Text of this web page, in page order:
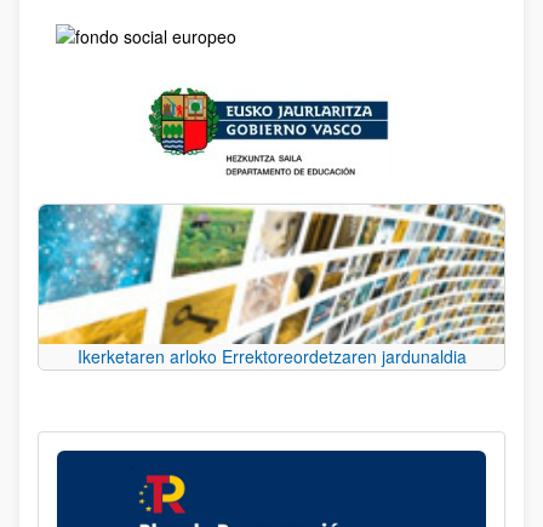
Ikerketaren arloko Errektoreordetzaren jardunaldia